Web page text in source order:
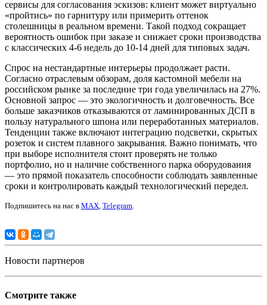
сервисы для согласования эскизов: клиент может виртуально
«пройтись» по гарнитуру или примерить оттенок
столешницы в реальном времени. Такой подход сокращает
вероятность ошибок при заказе и снижает сроки производства
с классических 4-6 недель до 10-14 дней для типовых задач.
Спрос на нестандартные интерьеры продолжает расти.
Согласно отраслевым обзорам, доля кастомной мебели на
российском рынке за последние три года увеличилась на 27%.
Основной запрос — это экологичность и долговечность. Все
больше заказчиков отказываются от ламинированных ДСП в
пользу натурального шпона или переработанных материалов.
Тенденции также включают интеграцию подсветки, скрытых
розеток и систем плавного закрывания. Важно понимать, что
при выборе исполнителя стоит проверять не только
портфолио, но и наличие собственного парка оборудования
— это прямой показатель способности соблюдать заявленные
сроки и контролировать каждый технологический передел.
Подпишитесь на нас в MAX, Telegram.
Новости партнеров
Смотрите также